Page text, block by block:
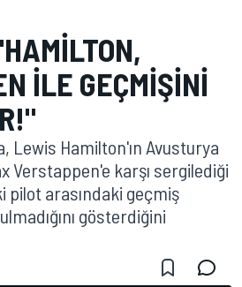
ILE GEÇMIŞINI
Lewis Hamilton'ın Avusturya
Verstappen'e karşı sergilediği
pilot arasındaki geçmiş
gösterdiğini